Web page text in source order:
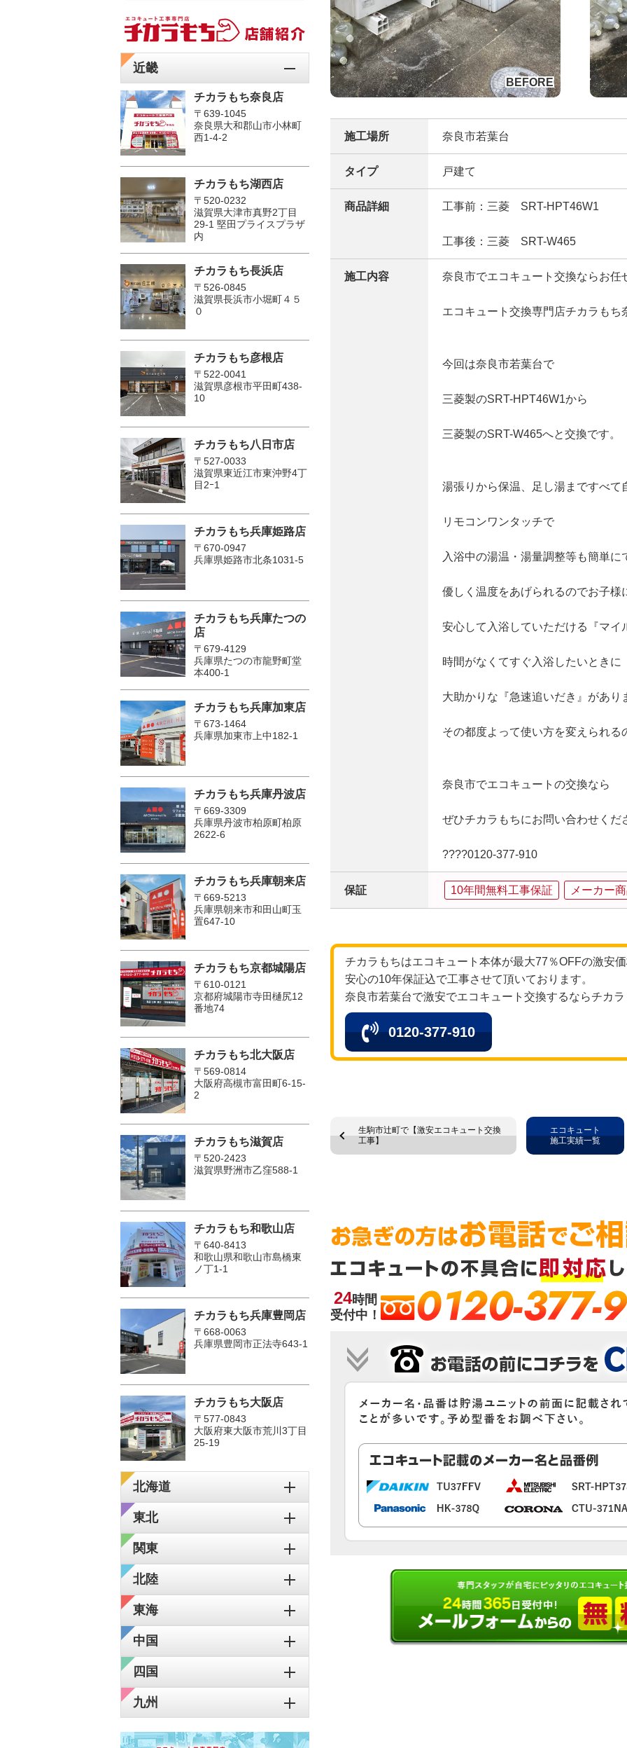
施工場所 奈良市若葉台
タイプ 戸建て
商品詳細 工事前：三菱 SRT-HPT46W1
工事後：三菱 SRT-W465
施工内容 奈良市でエコキュート交換ならお任
エコキュート交換専門店チカラもち
今回は奈良市若葉台で
三菱製のSRT-HPT46W1から
三菱製のSRT-W465へと交換です。
湯張りから保温、足し湯まですべて
リモコンワンタッチで
入浴中の湯温・湯量調整等も簡単に
優しく温度をあげられるのでお子様
安心して入浴していただける『マイ
時間がなくてすぐ入浴したいときに
大助かりな『急速追いだき』があり
その都度よって使い方を変えられる
奈良市でエコキュートの交換なら
ぜひチカラもちにお問い合わせくだ
????0120‐377‐910
保証 10年間無料工事保証 メーカー
チカラもちはエコキュート本体が最大77％OFFの激安価
安心の10年保証込で工事させて頂いております。
奈良市若葉台で激安でエコキュート交換するならチカラ
0120-377-910
生駒市辻町で【激安エコキュート交換
工事】
エコキュート
施工実績一覧
24時間
受付中！
0120-377-
近畿
チカラもち奈良店
〒639-1045
奈良県大和郡山市小林町
西1-4-2
チカラもち湖西店
〒520-0232
滋賀県大津市真野2丁目
29-1 堅田プライスプラザ
内
チカラもち長浜店
〒526-0845
滋賀県長浜市小堀町４５
０
チカラもち彦根店
〒522-0041
滋賀県彦根市平田町438-
10
チカラもち八日市店
〒527-0033
滋賀県東近江市東沖野4丁
目2ｰ1
チカラもち兵庫姫路店
〒670-0947
兵庫県姫路市北条1031-5
チカラもち兵庫たつの
店
〒679-4129
兵庫県たつの市龍野町堂
本400-1
チカラもち兵庫加東店
〒673-1464
兵庫県加東市上中182-1
チカラもち兵庫丹波店
〒669-3309
兵庫県丹波市柏原町柏原
2622-6
チカラもち兵庫朝来店
〒669-5213
兵庫県朝来市和田山町玉
置647-10
チカラもち京都城陽店
〒610-0121
京都府城陽市寺田樋尻12
番地74
チカラもち北大阪店
〒569-0814
大阪府高槻市富田町6-15-
2
チカラもち滋賀店
〒520-2423
滋賀県野洲市乙窪588-1
チカラもち和歌山店
〒640-8413
和歌山県和歌山市島橋東
ノ丁1-1
チカラもち兵庫豊岡店
〒668-0063
兵庫県豊岡市正法寺643-1
チカラもち大阪店
〒577-0843
大阪府東大阪市荒川3丁目
25-19
北海道
東北
関東
北陸
東海
中国
四国
九州